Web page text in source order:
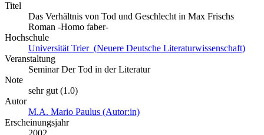
Titel
Das Verhältnis von Tod und Geschlecht in Max Frischs
Roman -Homo faber-
Hochschule
Universität Trier (Neuere Deutsche Literaturwissenschaft)
Veranstaltung
Seminar Der Tod in der Literatur
Note
sehr gut (1.0)
Autor
M.A. Mario Paulus (Autor:in)
Erscheinungsjahr